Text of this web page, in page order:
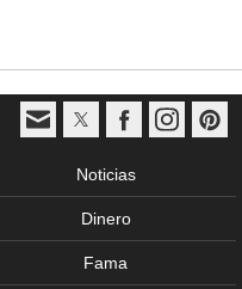
Noticias
Dinero
Fama